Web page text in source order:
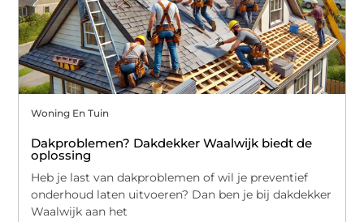
Woning En Tuin
Dakproblemen? Dakdekker Waalwijk biedt de
oplossing
Heb je last van dakproblemen of wil je preventief
onderhoud laten uitvoeren? Dan ben je bij dakdekker
Waalwijk aan het